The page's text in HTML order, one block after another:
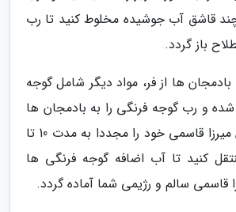
قاشق آب جوشیده مخلوط کنید تا رب
باز گردد.
ها از فر، مواد دیگر شامل گوجه
و رب گوجه فرنگی را به بادمجان ها
اضافه کنید. سپس میرزا قاسمی خود را مجددا به مدت 10 تا
منتقل کنید تا آب اضافه گوجه فرنگی ها
قاسمی سالم و رژیمی شما آماده گردد.